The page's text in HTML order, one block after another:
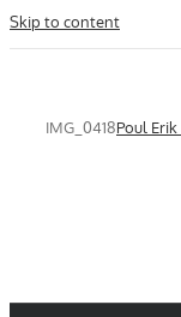
Skip to content
IMG_0418Poul